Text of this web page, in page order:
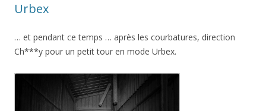
Urbex
… et pendant ce temps … après les courbatures, direction
Ch***y pour un petit tour en mode Urbex.